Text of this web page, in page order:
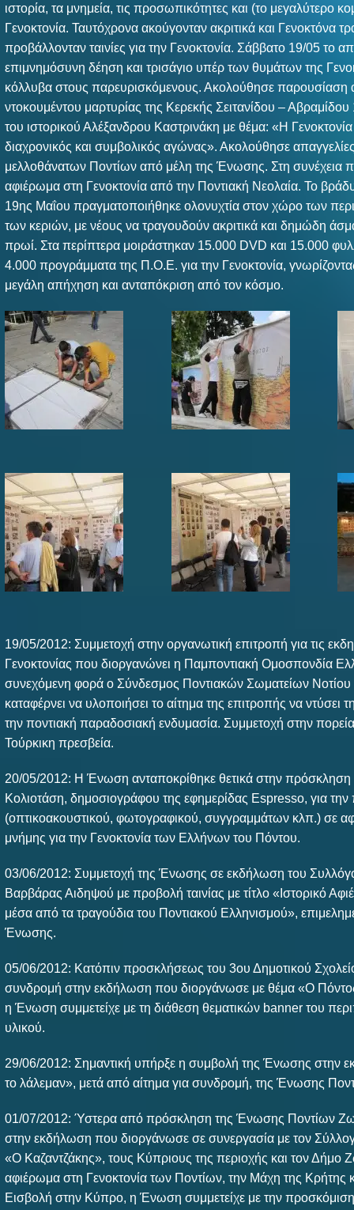
ιστορία, τα μνημεία, τις προσωπικότητες και (το μεγαλύτερο
Γενοκτονία. Ταυτόχρονα ακούγονταν ακριτικά και Γενοκτόνα
προβάλλονταν ταινίες για την Γενοκτονία. Σάββατο 19/05 το
επιμνημόσυνη δέηση και τρισάγιο υπέρ των θυμάτων της
κόλλυβα στους παρευρισκόμενους. Ακολούθησε παρουσίαση
ντοκουμέντου μαρτυρίας της Κερεκής Σειτανίδου – Αβραμίδου
του ιστορικού Αλέξανδρου Καστρινάκη με θέμα: «Η
διαχρονικός και συμβολικός αγώνας». Ακολούθησε
μελλοθάνατων Ποντίων από μέλη της Ένωσης. Στη συνέχεια
αφιέρωμα στη Γενοκτονία από την Ποντιακή Νεολαία. Το
19ης Μαΐου πραγματοποιήθηκε ολονυχτία στον χώρο των
των κεριών, με νέους να τραγουδούν ακριτικά και δημώδη
πρωί. Στα περίπτερα μοιράστηκαν 15.000 DVD και 15.000
4.000 προγράμματα της Π.Ο.Ε. για την Γενοκτονία,
μεγάλη απήχηση και ανταπόκριση από τον κόσμο.
19/05/2012: Συμμετοχή στην οργανωτική επιτροπή για τις
Γενοκτονίας που διοργανώνει η Παμποντιακή Ομοσπονδία
συνεχόμενη φορά ο Σύνδεσμος Ποντιακών Σωματείων
καταφέρνει να υλοποιήσει το αίτημα της επιτροπής να ντύσει
την ποντιακή παραδοσιακή ενδυμασία. Συμμετοχή στην
Τούρκικη πρεσβεία.
20/05/2012: Η Ένωση ανταποκρίθηκε θετικά στην πρόσκληση
Κολιοτάση, δημοσιογράφου της εφημερίδας Espresso, για
(οπτικοακουστικού, φωτογραφικού, συγγραμμάτων κλπ.) σε
μνήμης για την Γενοκτονία των Ελλήνων του Πόντου.
03/06/2012: Συμμετοχή της Ένωσης σε εκδήλωση του
Βαρβάρας Αιδηψού με προβολή ταινίας με τίτλο «Ιστορικό
μέσα από τα τραγούδια του Ποντιακού Ελληνισμού»,
Ένωσης.
05/06/2012: Κατόπιν προσκλήσεως του 3ου Δημοτικού
συνδρομή στην εκδήλωση που διοργάνωσε με θέμα «Ο
η Ένωση συμμετείχε με τη διάθεση θεματικών banner του
υλικού.
29/06/2012: Σημαντική υπήρξε η συμβολή της Ένωσης στην
το λάλεμαν», μετά από αίτημα για συνδρομή, της Ένωσης
01/07/2012: Ύστερα από πρόσκληση της Ένωσης Ποντίων
στην εκδήλωση που διοργάνωσε σε συνεργασία με τον
«Ο Καζαντζάκης», τους Κύπριους της περιοχής και τον Δήμο
αφιέρωμα στη Γενοκτονία των Ποντίων, την Μάχη της Κρήτης
Εισβολή στην Κύπρο, η Ένωση συμμετείχε με την